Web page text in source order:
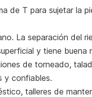
de T para sujetar la
La separación del
y tiene buena
de torneado,
y confiables.
talleres de